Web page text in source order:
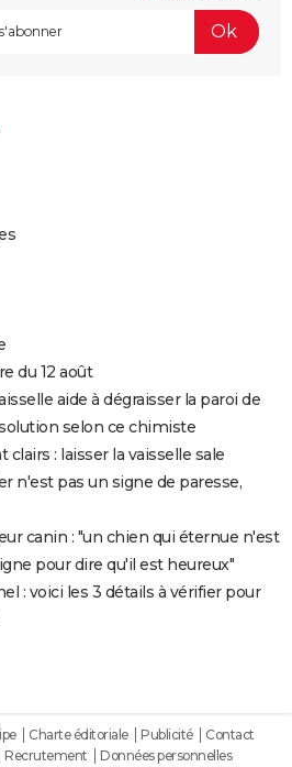
du 12 août
aide à dégraisser la paroi de
selon ce chimiste
: laisser la vaisselle sale
n'est pas un signe de paresse,
canin : "un chien qui éternue n'est
pour dire qu'il est heureux"
: voici les 3 détails à vérifier pour
Charte éditoriale Publicité
Contact
Recrutement Données personnelles